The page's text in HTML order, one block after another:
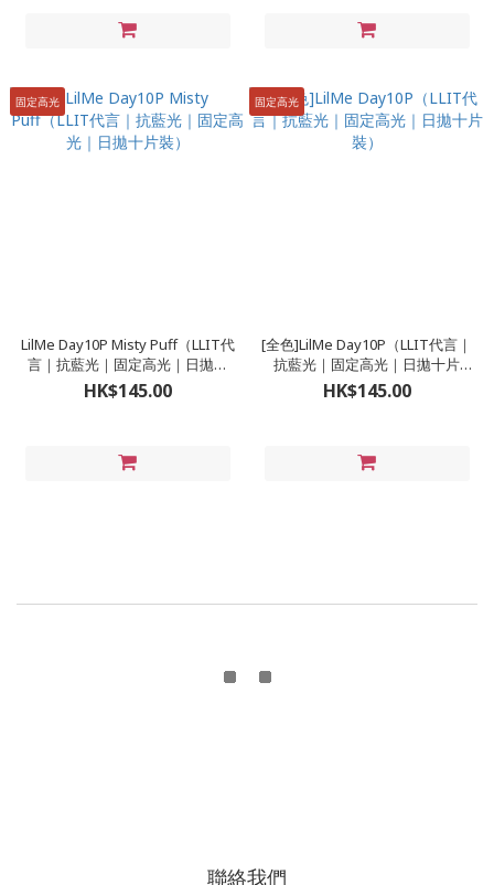
固定高光
LilMe Day10P Misty Puff（LLIT代
言｜抗藍光｜固定高光｜日拋十
片裝）
HK$145.00
固定高光
[全色]LilMe Day10P（LLIT代言｜
抗藍光｜固定高光｜日拋十片
裝）
HK$145.00
聯絡我們